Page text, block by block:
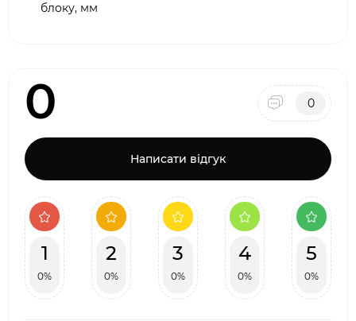
блоку, мм
0 0
Написати відгук
1
0%
2
0%
3
0%
4
0%
5
0%